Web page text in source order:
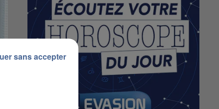
sans accepter